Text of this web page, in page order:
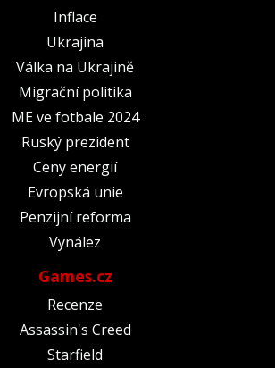
Inflace
Ukrajina
Válka na Ukrajině
Migrační politika
ME ve fotbale 2024
Ruský prezident
Ceny energií
Evropská unie
Penzijní reforma
Vynález
Games.cz
Recenze
Assassin's Creed
Starfield